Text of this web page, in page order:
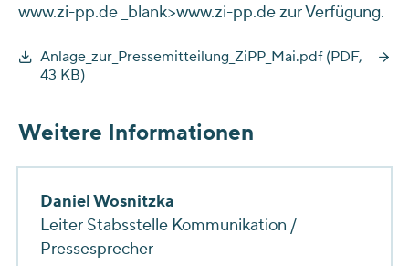
www.zi-pp.de _blank>www.zi-pp.de zur Verfügung.
Anlage_zur_Pressemitteilung_ZiPP_Mai.pdf (PDF,
43 KB)
Weitere Informationen
Daniel Wosnitzka
Leiter Stabsstelle Kommunikation /
Pressesprecher